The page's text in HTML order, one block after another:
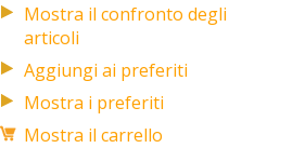
Mostra il confronto degli
articoli
Mostra i preferiti
Mostra il carrello